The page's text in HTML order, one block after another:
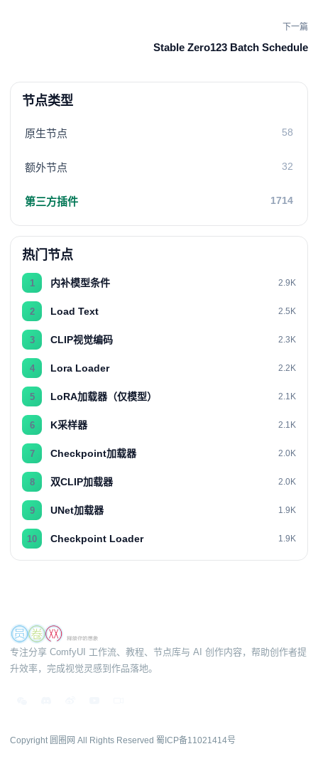
下一篇
Stable Zero123 Batch Schedule
节点类型
原生节点 58
额外节点 32
第三方插件 1714
热门节点
1 内补模型条件 2.9K
2 Load Text 2.5K
3 CLIP视觉编码 2.3K
4 Lora Loader 2.2K
5 LoRA加载器（仅模型） 2.1K
6 K采样器 2.1K
7 Checkpoint加载器 2.0K
8 双CLIP加载器 2.0K
9 UNet加载器 1.9K
10 Checkpoint Loader 1.9K
专注分享 ComfyUI 工作流、教程、节点库与 AI 创作内容，帮助创作者提
升效率，完成视觉灵感到作品落地。
Copyright 圆圈网 All Rights Reserved 蜀ICP备11021414号